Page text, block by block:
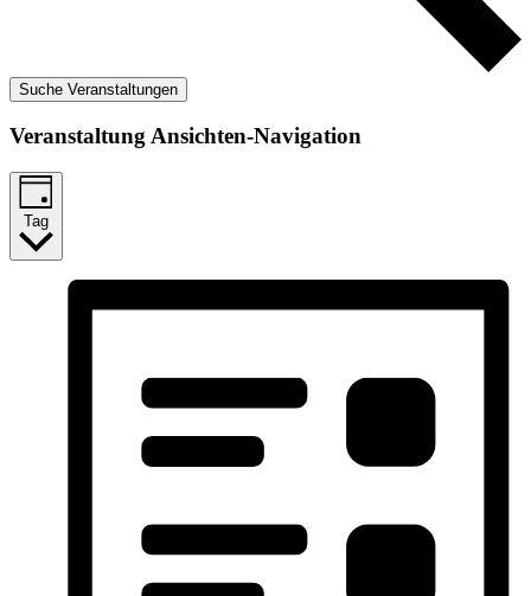
Suche Veranstaltungen
Veranstaltung Ansichten-Navigation
Tag